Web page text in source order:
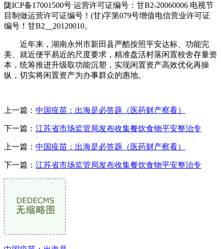
陇ICP备17001500号 运营许可证编号：甘B2-20060006 电视节
目制做运营许可证编号！(甘)字第079号增值电信营业许可证
编号！甘B2__20120010。
近年来，湖南永州市新田县严酷按照平安达标、功能完
美、就近便平易近的尺度要求，精准盘活村落闲置校舍存量资
本，统筹推进升级取功能沉塑，实现闲置资产高效优化再操
纵，切实将闲置资产为办事群众的惠地。
上一篇： 中国疫苗：出海是必答题（医药财产察看）
下一篇： 江苏省市场监管局发布收集餐饮食物平安整治专
上一篇： 中国疫苗：出海是必答题（医药财产察看）
下一篇： 江苏省市场监管局发布收集餐饮食物平安整治专